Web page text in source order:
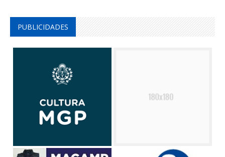
PUBLICIDADES